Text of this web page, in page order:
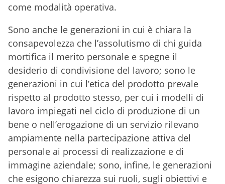
come modalità operativa.
Sono anche le generazioni in cui è chiara la
consapevolezza che l’assolutismo di chi guida
mortifica il merito personale e spegne il
desiderio di condivisione del lavoro; sono le
generazioni in cui l’etica del prodotto prevale
rispetto al prodotto stesso, per cui i modelli di
lavoro impiegati nel ciclo di produzione di un
bene o nell’erogazione di un servizio rilevano
ampiamente nella partecipazione attiva del
personale ai processi di realizzazione e di
immagine aziendale; sono, infine, le generazioni
che esigono chiarezza sui ruoli, sugli obiettivi e